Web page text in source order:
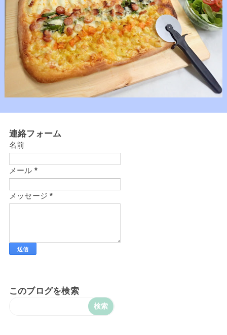
連絡フォーム
名前
メール *
メッセージ*
このブログを検索